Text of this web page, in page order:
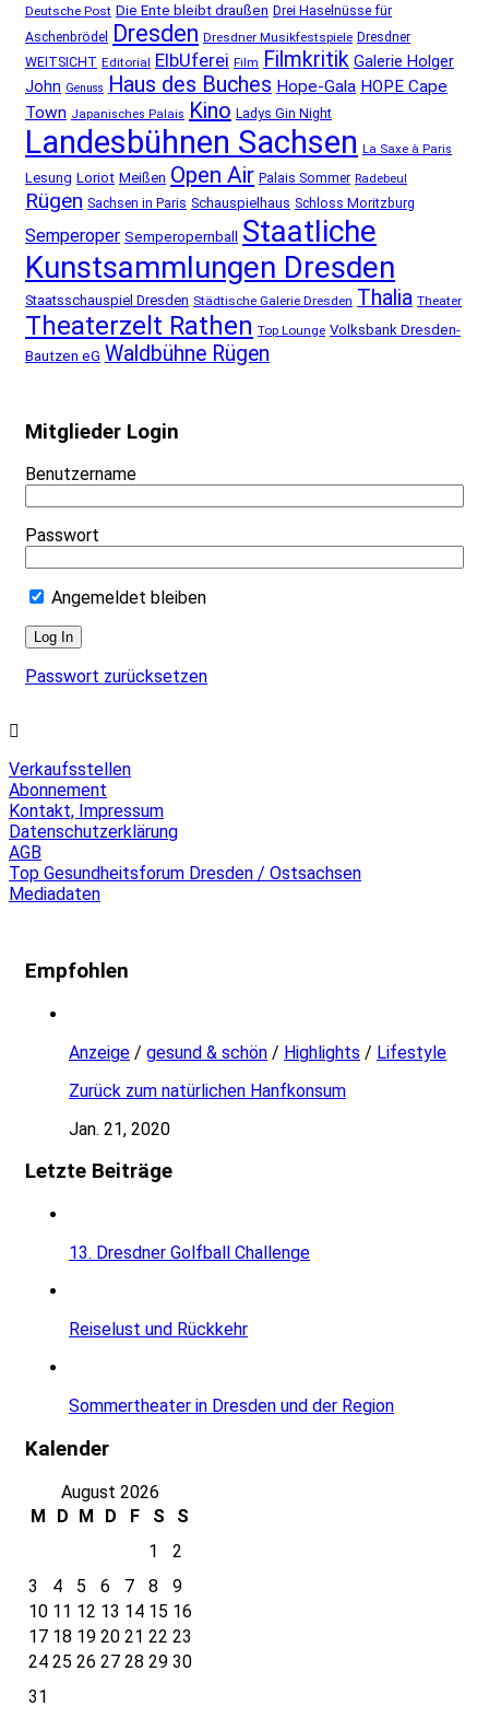
Deutsche Post Die Ente bleibt draußen Drei Haselnüsse für
Aschenbrödel
Dresden Dresdner Musikfestspiele Dresdner
WEITSICHT Editorial ElbUferei Film Filmkritik Galerie Holger
John Genuss Haus des Buches Hope-Gala HOPE Cape
Town Japanisches Palais Kino Ladys Gin Night
Landesbühnen Sachsen La Saxe à Paris
Lesung Loriot Meißen Open Air Palais Sommer Radebeul
Rügen Sachsen in Paris Schauspielhaus Schloss Moritzburg
Semperoper Semperopernball
Staatliche
Kunstsammlungen Dresden
Staatsschauspiel Dresden Städtische Galerie Dresden Thalia Theater
Theaterzelt Rathen Top Lounge Volksbank Dresden-
Bautzen eG Waldbühne Rügen
Mitglieder Login
Benutzername
Passwort
Angemeldet bleiben
Passwort zurücksetzen
Verkaufsstellen
Abonnement
Kontakt, Impressum
Datenschutzerklärung
AGB
Top Gesundheitsforum Dresden / Ostsachsen
Mediadaten
Empfohlen
Anzeige / gesund & schön / Highlights / Lifestyle
Zurück zum natürlichen Hanfkonsum
Jan. 21, 2020
Letzte Beiträge
13. Dresdner Golfball Challenge
Reiselust und Rückkehr
Sommertheater in Dresden und der Region
Kalender
August 2026
M
D M D F S
S
1
2
3
4 5 6 7 8
9
10 11 12 13 14 15 16
17 18 19 20 21 22 23
24 25 26 27 28 29 30
31